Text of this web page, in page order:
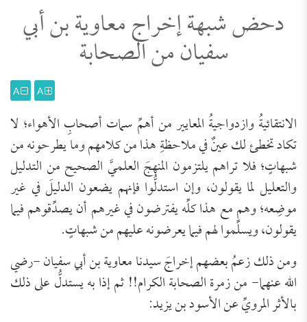
دحض شبهة إخراج معاوية بن أبي
سفيان من الصحابة
A
A
الانتقائيةُ وازدواجيةُ المعايير من أهمِّ سمات أصحابِ الأهواء؛ لا
تكاد تخطئ لك عينٌ في ملاحظةِ هذا من كلامهم وما يطرحونه من
شبهاتٍ؛ فلا تراهم يلتزمون المنهجَ العلميَّ الصحيح من التدليل
والتعليل لما يقولون، وإن استدلُّوا فإنهم يضعون الدليلَ في غير
موضِعه؛ وهم مع هذا كلِّه يفترضون في غيرهم أن يصدِّقوهم فيما
يقولون، ويسلِّموا لهم فيما يعرضونه عليهم من شبهاتٍ.
ومن ذلك زعمُ بعضهم إخراجَ سيدنا معاوية بن أبي سفيان -رضي
الله عنهما- من زمرة الصحابة الكرام!! ثم إذا به يستدلُّ على ذلك
بالأثر المرويِّ عن الأسود بن يزيد: